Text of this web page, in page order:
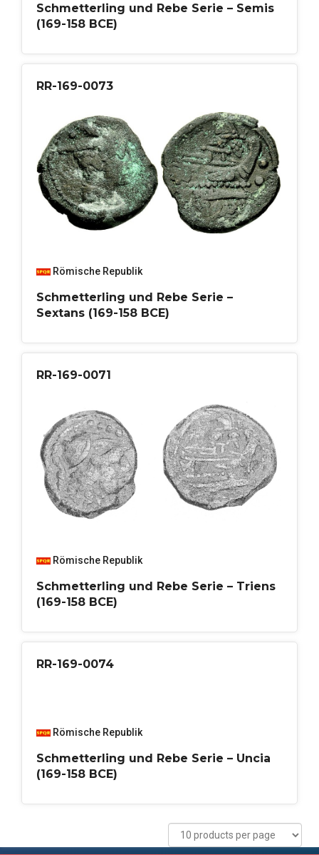
Schmetterling und Rebe Serie – Semis
(169-158 BCE)
RR-169-0073
Römische Republik
Schmetterling und Rebe Serie –
Sextans (169-158 BCE)
RR-169-0071
Römische Republik
Schmetterling und Rebe Serie – Triens
(169-158 BCE)
RR-169-0074
Römische Republik
Schmetterling und Rebe Serie – Uncia
(169-158 BCE)